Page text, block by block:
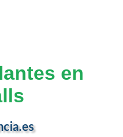
en